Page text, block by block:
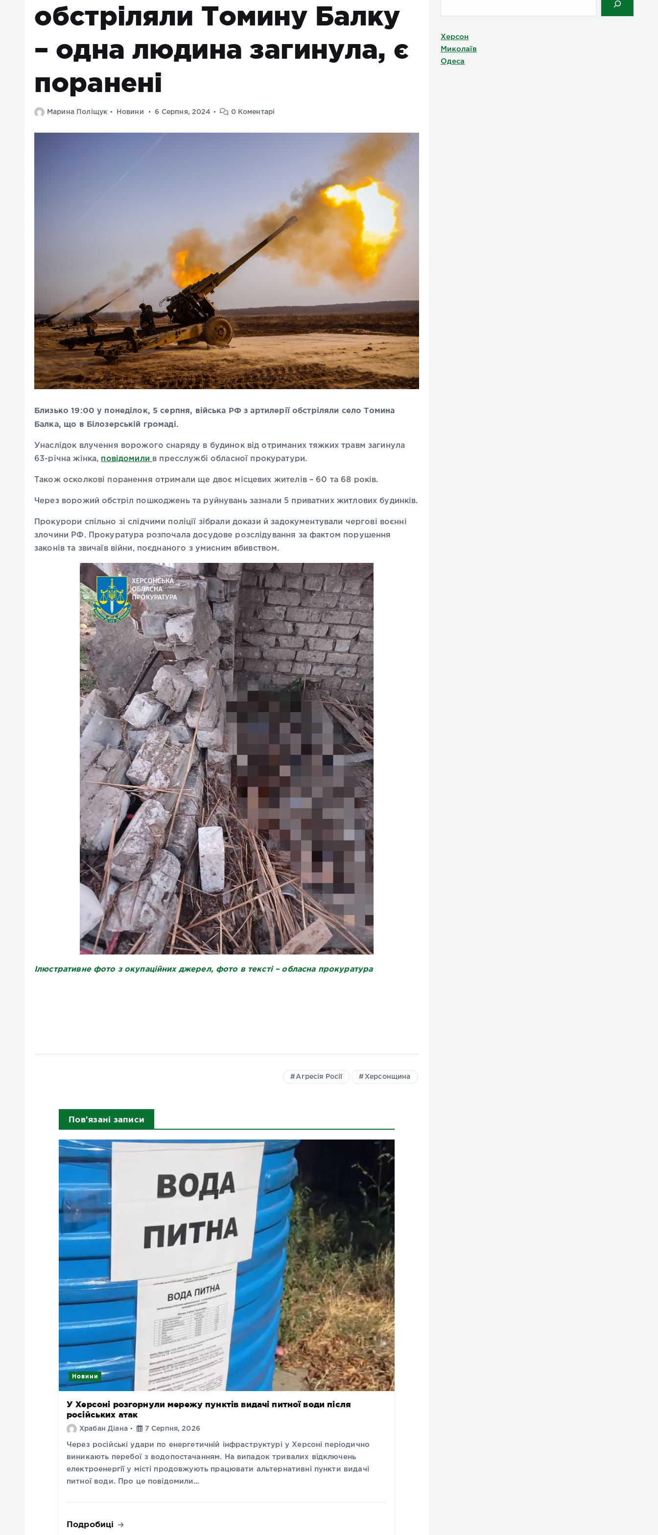
обстріляли Томину Балку
– одна людина загинула, є
поранені
Марина Поліщук Новини 6 Серпня, 2024 0 Коментарі
Близько 19:00 у понеділок, 5 серпня, війська РФ з артилерії обстріляли село Томина
Балка, що в Білозерській громаді.
Унаслідок влучення ворожого снаряду в будинок від отриманих тяжких травм загинула
63-річна жінка, повідомили в пресслужбі обласної прокуратури.
Також осколкові поранення отримали ще двоє місцевих жителів – 60 та 68 років.
Через ворожий обстріл пошкоджень та руйнувань зазнали 5 приватних житлових будинків.
Прокурори спільно зі слідчими поліції зібрали докази й задокументували чергові воєнні
злочини РФ. Прокуратура розпочала досудове розслідування за фактом порушення
законів та звичаїв війни, поєднаного з умисним вбивством.
Ілюстративне фото з окупаційних джерел, фото в тексті – обласна прокуратура
Агресія Росії Херсонщина
Пов'язані записи
Новини
У Херсоні розгорнули мережу пунктів видачі питної води після
російських атак
Храбан Діана 7 Серпня, 2026
Через російські удари по енергетичній інфраструктурі у Херсоні періодично
виникають перебої з водопостачанням. На випадок тривалих відключень
електроенергії у місті продовжують працювати альтернативні пункти видачі
питної води. Про це повідомили…
Подробиці
Херсон
Миколаїв
Одеса